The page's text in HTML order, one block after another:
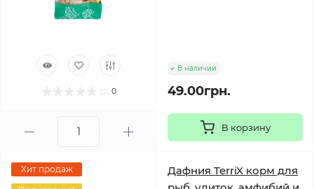
0
В наличии
49.00грн.
В корзину
Хит продаж
Дафния TerriX корм для